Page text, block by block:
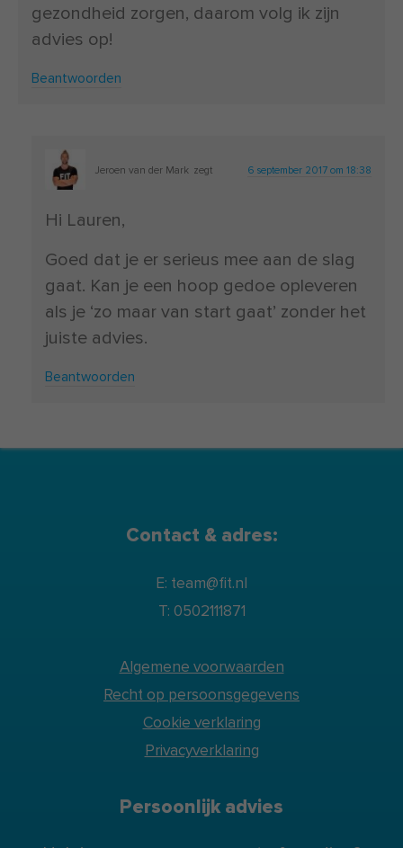
gezondheid zorgen, daarom volg ik zijn
advies op!
Beantwoorden
Jeroen van der Mark zegt 6 september 2017 om 18:38
Hi Lauren,
Goed dat je er serieus mee aan de slag
gaat. Kan je een hoop gedoe opleveren
als je ‘zo maar van start gaat’ zonder het
juiste advies.
Beantwoorden
Contact & adres:
E: team@fit.nl
T: 0502111871
Algemene voorwaarden
Recht op persoonsgegevens
Cookie verklaring
Privacyverklaring
Persoonlijk advies